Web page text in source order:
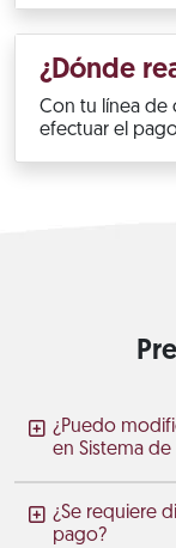
¿Dónde
Con tu línea de
efectuar el
¿Puedo
en Sistema de
¿Se requiere
pago?